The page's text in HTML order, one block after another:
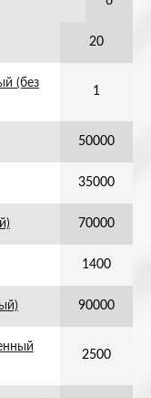
20
(без
1
50000
35000
70000
1400
90000
2500